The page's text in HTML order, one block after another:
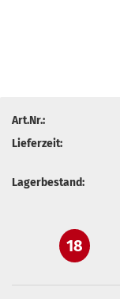
Art.Nr.:
Lieferzeit:
Lagerbestand:
18